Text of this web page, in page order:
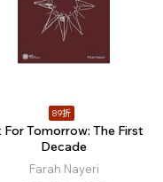
89折
For Tomorrow: The First
Decade
Farah Nayeri